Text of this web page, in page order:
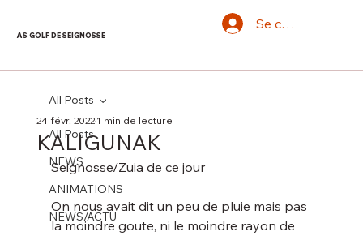
AS GOLF DE SEIGNOSSE
Se connecter
All Posts
NEWS
ANIMATIONS
NEWS/ACTU
All Posts
KALIGUNAK
24 févr. 20221 min de lecture
Seignosse/Zuia de ce jour
On nous avait dit un peu de pluie mais pas
la moindre goute, ni le moindre rayon de